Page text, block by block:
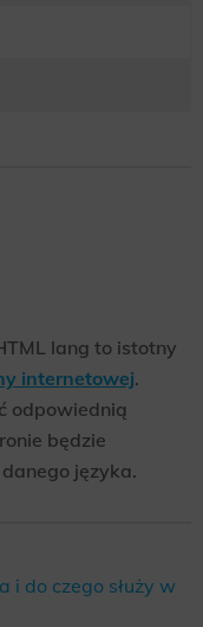
the user based on browsing history and
lang to istotny
internetowej.
odpowiednią
będzie
języka.
i do czego służy w